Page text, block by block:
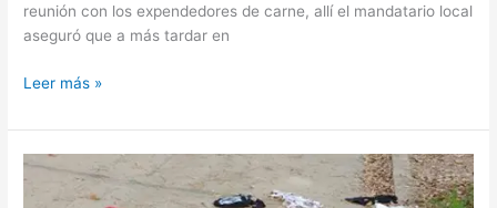
reunión con los expendedores de carne, allí el mandatario local
aseguró que a más tardar en
Leer más »
Alcalde